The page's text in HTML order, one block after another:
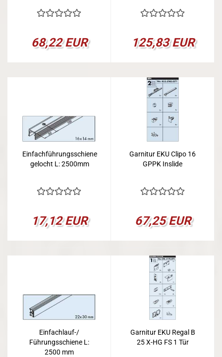
68,22 EUR 125,83 EUR
Einfachführungsschiene
gelocht L: 2500mm
17,12 EUR
Garnitur EKU Clipo 16
GPPK Inslide
67,25 EUR
Einfachlauf-/
Führungsschiene L:
2500 mm
Garnitur EKU Regal B
25 X-HG FS 1 Tür